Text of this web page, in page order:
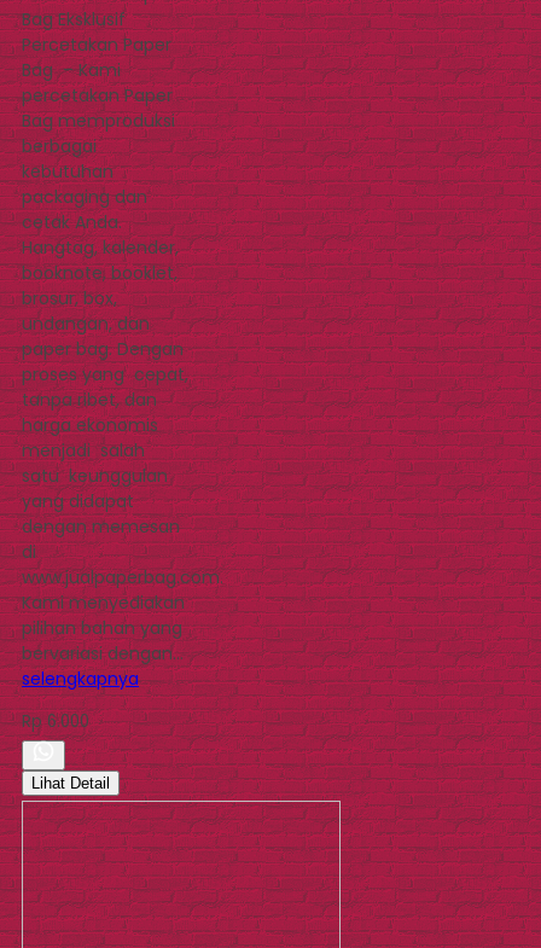
Bag Eksklusif
Percetakan Paper
Bag – Kami
percetakan Paper
Bag memproduksi
berbagai
kebutuhan
packaging dan
cetak Anda.
Hangtag, kalender,
booknote, booklet,
brosur, box,
undangan, dan
paper bag. Dengan
proses yang cepat,
tanpa ribet, dan
harga ekonomis
menjadi salah
satu keunggulan
yang didapat
dengan memesan
di
www.jualpaperbag.com.
Kami menyediakan
pilihan bahan yang
bervariasi dengan…
selengkapnya
Rp 6.000
Lihat Detail